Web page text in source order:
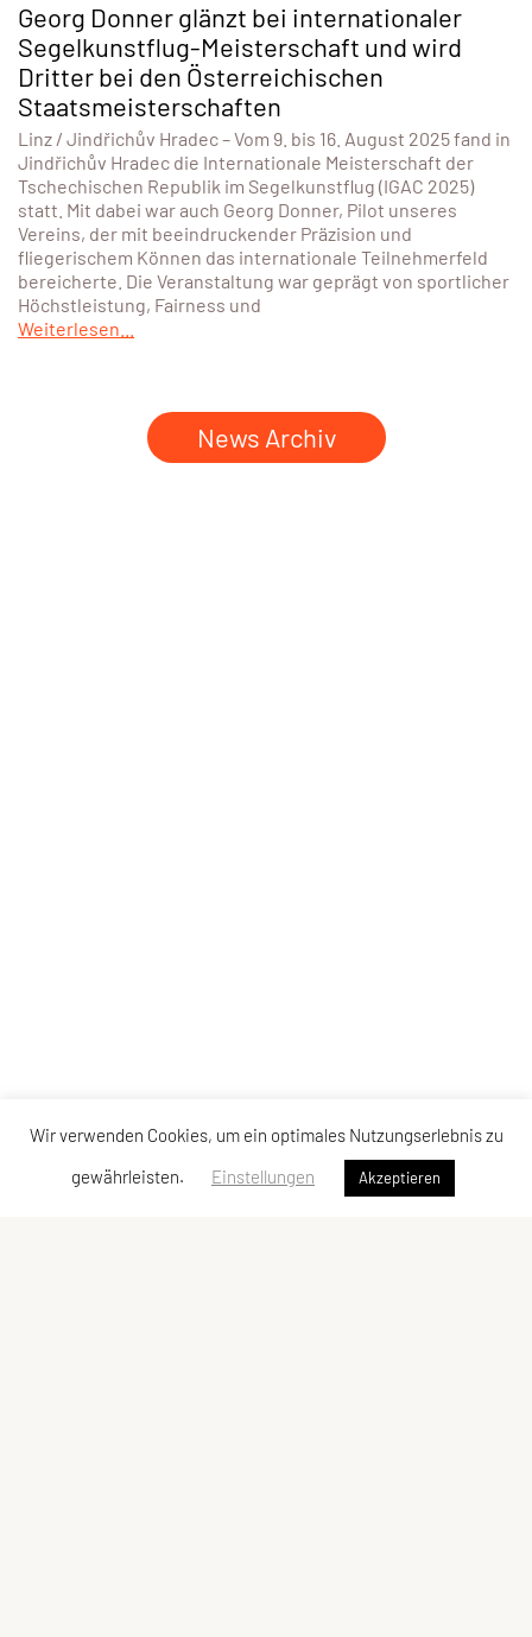
Georg Donner glänzt bei internationaler
Segelkunstflug-Meisterschaft und wird
Dritter bei den Österreichischen
Staatsmeisterschaften
Linz / Jindřichův Hradec – Vom 9. bis 16. August 2025 fand in
Jindřichův Hradec die Internationale Meisterschaft der
Tschechischen Republik im Segelkunstflug (IGAC 2025)
statt. Mit dabei war auch Georg Donner, Pilot unseres
Vereins, der mit beeindruckender Präzision und
fliegerischem Können das internationale Teilnehmerfeld
bereicherte. Die Veranstaltung war geprägt von sportlicher
Höchstleistung, Fairness und
Weiterlesen...
News Archiv
Wir verwenden Cookies, um ein optimales Nutzungserlebnis zu
gewährleisten.
Einstellungen Akzeptieren